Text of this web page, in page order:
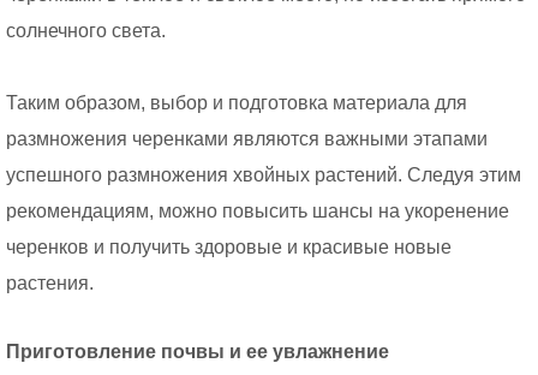
солнечного света.
Таким образом, выбор и подготовка материала для
размножения черенками являются важными этапами
успешного размножения хвойных растений. Следуя этим
рекомендациям, можно повысить шансы на укоренение
черенков и получить здоровые и красивые новые
растения.
Приготовление почвы и ее увлажнение